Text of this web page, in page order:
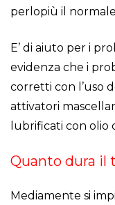
perlopiù il
E’ di aiuto per i
evidenza che i
corretti con l’uso
attivatori
lubrificati con olio
Quanto dura il
Mediamente si